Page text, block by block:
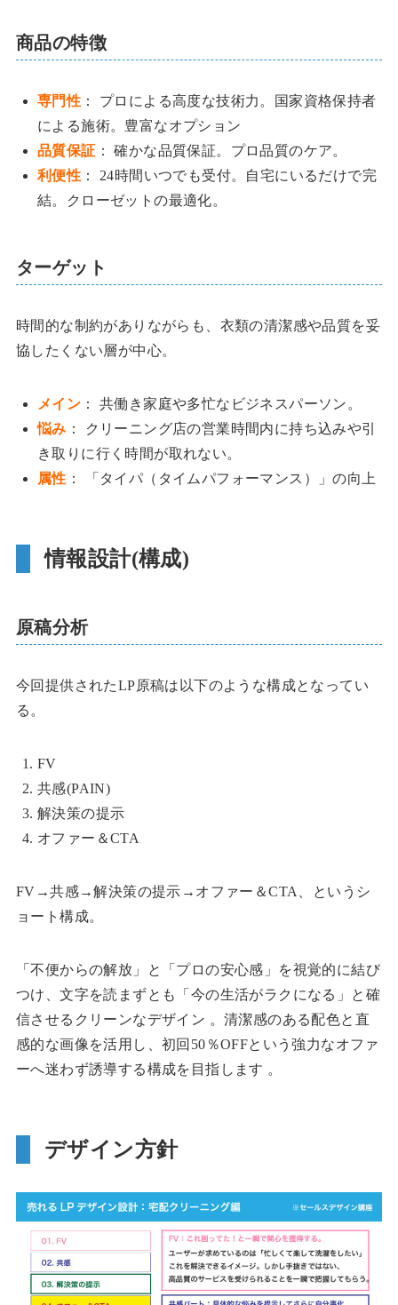
商品の特徴
専門性 ： プロによる高度な技術力。国家資格保持者
による施術。豊富なオプション
品質保証 ： 確かな品質保証。プロ品質のケア。
利便性 ： 24時間いつでも受付。自宅にいるだけで完
結。クローゼットの最適化。
ターゲット
時間的な制約がありながらも、衣類の清潔感や品質を妥
協したくない層が中心。
メイン ： 共働き家庭や多忙なビジネスパーソン。
悩み ： クリーニング店の営業時間内に持ち込みや引
き取りに行く時間が取れない。
属性 ： 「タイパ（タイムパフォーマンス）」の向上
情報設計(構成)
原稿分析
今回提供されたLP原稿は以下のような構成となってい
る。
FV
共感(PAIN)
解決策の提示
オファー＆CTA
FV→共感→解決策の提示→オファー＆CTA、というシ
ョート構成。
「不便からの解放」と「プロの安心感」を視覚的に結び
つけ、文字を読まずとも「今の生活がラクになる」と確
信させるクリーンなデザイン 。清潔感のある配色と直
感的な画像を活用し、初回50％OFFという強力なオファ
ーへ迷わず誘導する構成を目指します 。
デザイン方針